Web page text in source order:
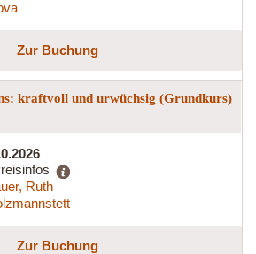
Zur Buchung
kraftvoll und urwüchsig (Grundkurs)
Ruth
Zur Buchung